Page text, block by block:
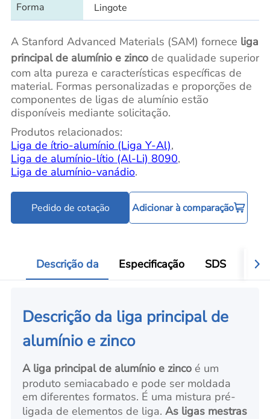
Forma Lingote
A Stanford Advanced Materials (SAM) fornece liga
principal de alumínio e zincode qualidade superior
com alta pureza e características específicas de
material. Formas personalizadas e proporções de
componentes de ligas de alumínio estão
disponíveis mediante solicitação.
Produtos relacionados:
Liga de ítrio-alumínio (Liga Y-Al),
Liga de alumínio-lítio (Al-Li) 8090,
Liga de alumínio-vanádio.
Pedido de cotação Adicionar à comparação
Descrição da Especificação SDS
Descrição da liga principal de
alumínio e zinco
A liga principal de alumínio e zinco é um
produto semiacabado e pode ser moldada
em diferentes formatos. É uma mistura pré-
ligada de elementos de liga.As ligas mestras